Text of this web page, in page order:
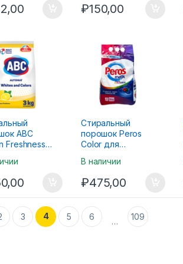
₽150,00
ABC
Freshness
и
белья 3кг
Стиральный
порошок Peros
Color для
3кг
В наличии
₽475,00
3 4 5 6 … 109